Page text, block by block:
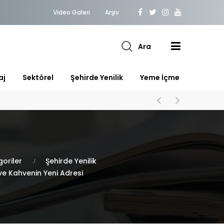
Video Galeri Arşiv
Ara
Sektörel Şehirde Yenilik Yeme İçme
Şehirde Yenilik
Kahvenin Yeni Adresi